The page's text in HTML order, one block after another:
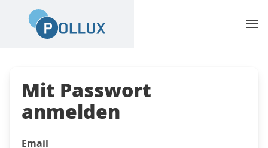
Mit Passwort
anmelden
Email